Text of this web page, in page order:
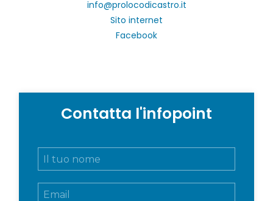
info@prolocodicastro.it
Sito internet
Facebook
Contatta l'infopoint
N
E